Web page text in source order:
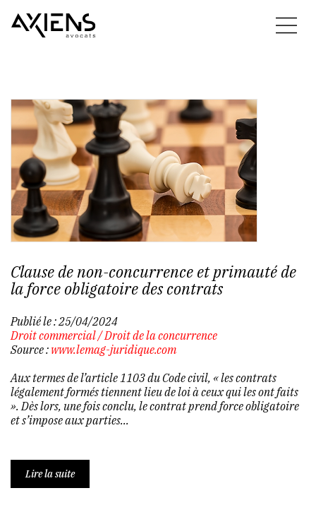
Clause de non-concurrence et primauté de
la force obligatoire des contrats
Publié le :25/04/2024
Droit commercial/Droit de la concurrence
Source : www.lemag-juridique.com
Aux termes de l’article 1103 du Code civil, « les contrats
légalement formés tiennent lieu de loi à ceux qui les ont faits
». Dès lors, une fois conclu, le contrat prend force obligatoire
et s’impose aux parties...
Lire la suite